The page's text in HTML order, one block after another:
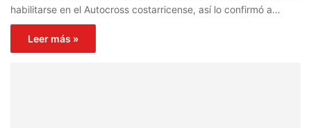
habilitarse en el Autocross costarricense, así lo confirmó a…
Leer más »